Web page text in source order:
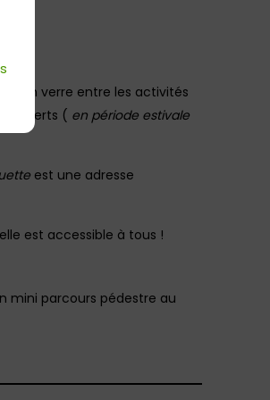
un verre entre les activités
concerts ( en période estivale
est une adresse
est accessible à tous !
mini parcours pédestre au